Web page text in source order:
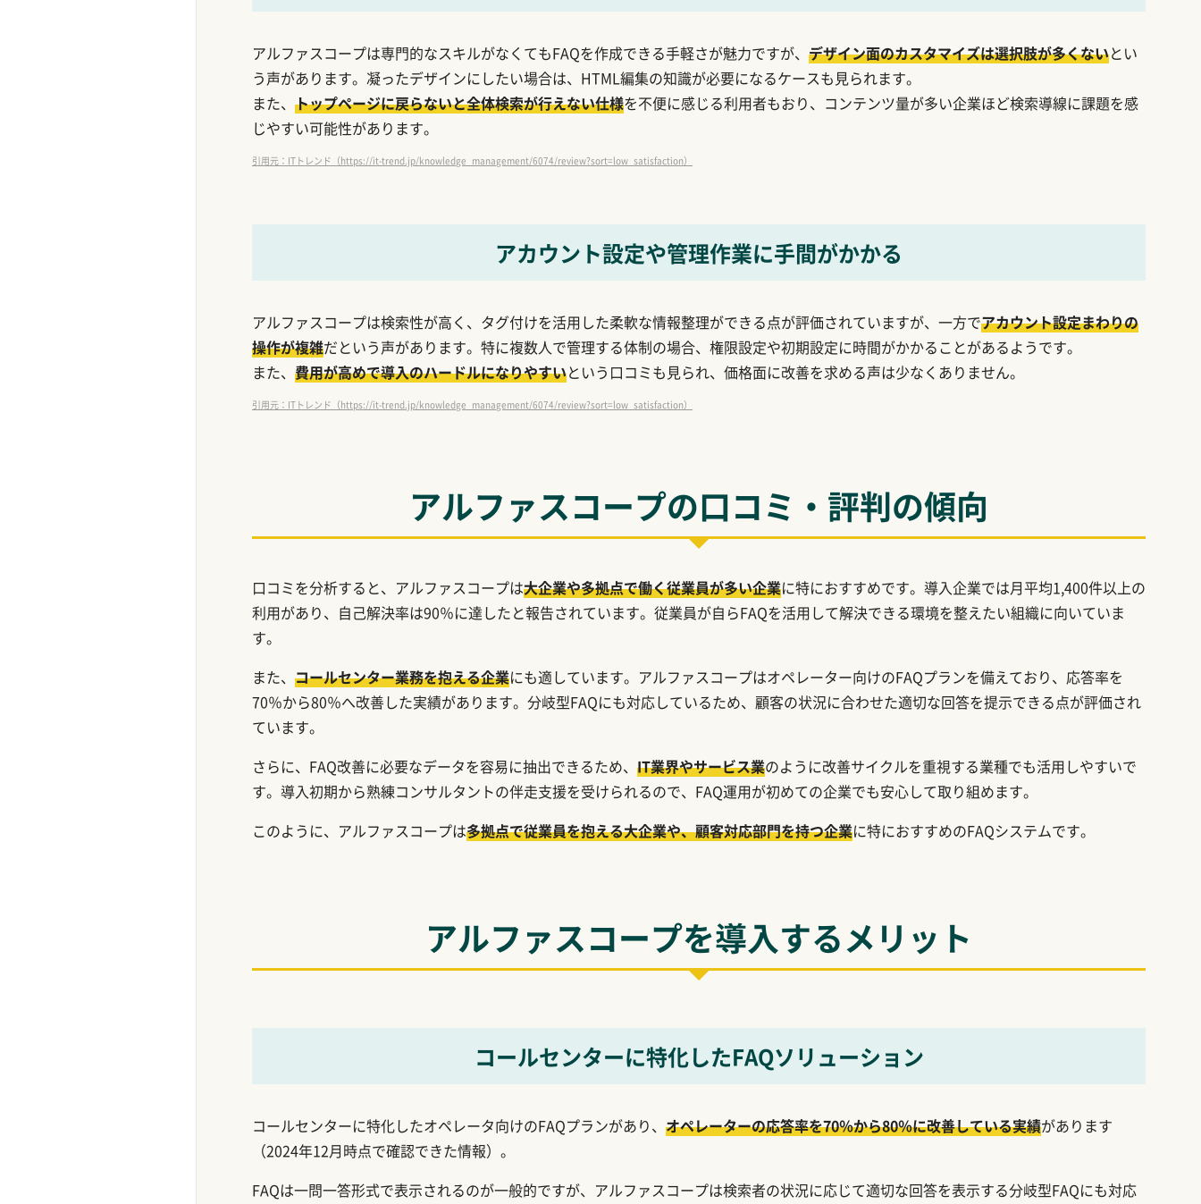
アルファスコープは専門的なスキルがなくてもFAQを作成できる手軽さが魅力ですが、 デザイン面のカスタマイズは選択肢が多くないとい
う声があります。凝ったデザインにしたい場合は、HTML編集の知識が必要になるケースも見られます。
また、 トップページに戻らないと全体検索が行えない仕様を不便に感じる利用者もおり、コンテンツ量が多い企業ほど検索導線に課題を感
じやすい可能性があります。
引用元：ITトレンド（https://it-trend.jp/knowledge_management/6074/review?sort=low_satisfaction）
アカウント設定や管理作業に手間がかかる
アルファスコープは検索性が高く、タグ付けを活用した柔軟な情報整理ができる点が評価されていますが、一方でアカウント設定まわりの
操作が複雑だという声があります。特に複数人で管理する体制の場合、権限設定や初期設定に時間がかかることがあるようです。
また、 費用が高めで導入のハードルになりやすいという口コミも見られ、価格面に改善を求める声は少なくありません。
引用元：ITトレンド（https://it-trend.jp/knowledge_management/6074/review?sort=low_satisfaction）
アルファスコープの口コミ・評判の傾向
口コミを分析すると、アルファスコープは大企業や多拠点で働く従業員が多い企業に特におすすめです。導入企業では月平均1,400件以上の
利用があり、自己解決率は90％に達したと報告されています。従業員が自らFAQを活用して解決できる環境を整えたい組織に向いていま
す。
また、 コールセンター業務を抱える企業にも適しています。アルファスコープはオペレーター向けのFAQプランを備えており、応答率を
70％から80％へ改善した実績があります。分岐型FAQにも対応しているため、顧客の状況に合わせた適切な回答を提示できる点が評価され
ています。
さらに、FAQ改善に必要なデータを容易に抽出できるため、 IT業界やサービス業のように改善サイクルを重視する業種でも活用しやすいで
す。導入初期から熟練コンサルタントの伴走支援を受けられるので、FAQ運用が初めての企業でも安心して取り組めます。
このように、アルファスコープは多拠点で従業員を抱える大企業や、顧客対応部門を持つ企業に特におすすめのFAQシステムです。
アルファスコープを導入するメリット
コールセンターに特化したFAQソリューション
コールセンターに特化したオペレータ向けのFAQプランがあり、 オペレーターの応答率を70％から80％に改善している実績があります
（2024年12月時点で確認できた情報）。
FAQは一問一答形式で表示されるのが一般的ですが、アルファスコープは検索者の状況に応じて適切な回答を表示する分岐型FAQにも対応